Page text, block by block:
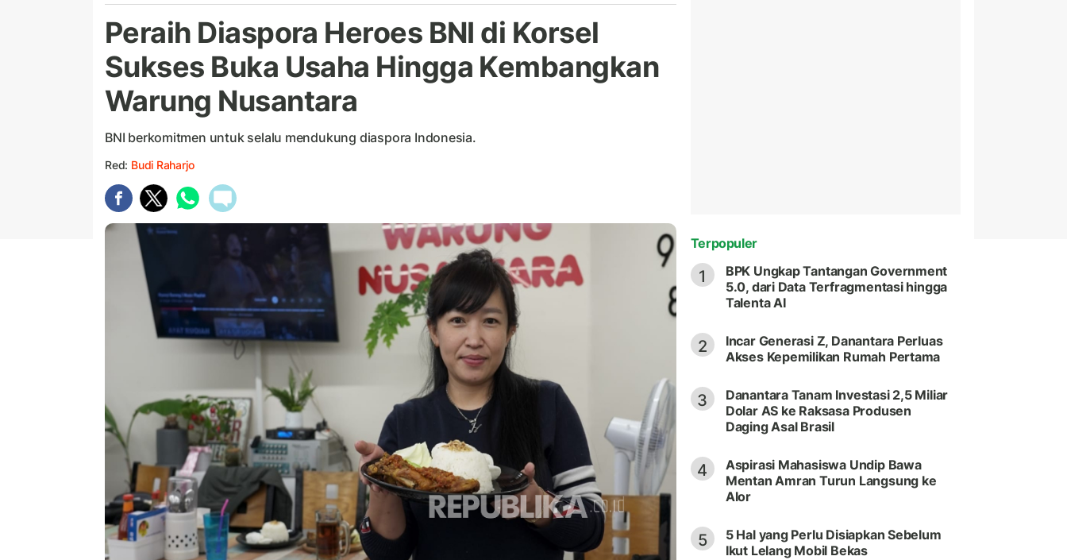
Peraih Diaspora Heroes BNI di Korsel
Sukses Buka Usaha Hingga Kembangkan
Warung Nusantara
BNI berkomitmen untuk selalu mendukung diaspora Indonesia.
Red: Budi Raharjo
Terpopuler
1
BPK Ungkap Tantangan Government
5.0, dari Data Terfragmentasi hingga
Talenta AI
2
Incar Generasi Z, Danantara Perluas
Akses Kepemilikan Rumah Pertama
3
Danantara Tanam Investasi 2,5 Miliar
Dolar AS ke Raksasa Produsen
Daging Asal Brasil
4
Aspirasi Mahasiswa Undip Bawa
Mentan Amran Turun Langsung ke
Alor
5
5 Hal yang Perlu Disiapkan Sebelum
Ikut Lelang Mobil Bekas